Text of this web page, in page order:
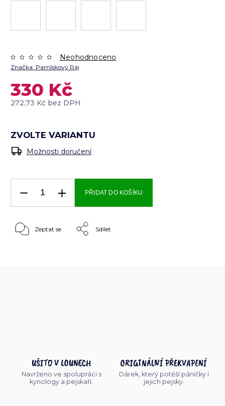
Značka: Pamlskový Ráj
Neohodnoceno
330 Kč
272,73 Kč bez DPH
ZVOLTE VARIANTU
Možnosti doručení
PŘIDAT DO KOŠÍKU
Zeptat se Sdílet
UŠITO V LOUNECH
Navrženo ve spolupráci s
kynology a pejskaři.
ORIGINÁLNÍ PŘEKVAPENÍ
Dárek, který potěší páníčky i
jejich pejsky.